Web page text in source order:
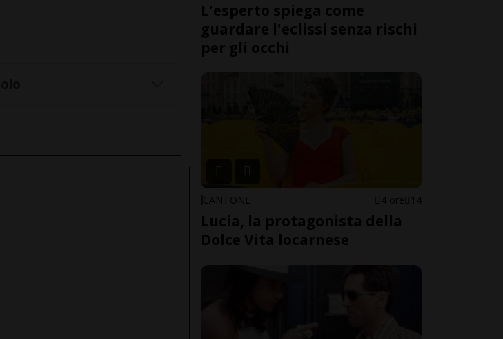
L'esperto spiega come
guardare l'eclissi senza rischi
per gli occhi
CANTONE 4 ore 14
Lucia, la protagonista della
Dolce Vita locarnese